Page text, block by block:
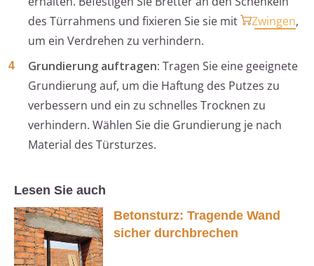
des Türrahmens und fixieren Sie sie mit
Zwingen,
um ein Verdrehen zu verhindern.
Grundierung auftragen: Tragen Sie eine geeignete
Grundierung auf, um die Haftung des Putzes zu
verbessern und ein zu schnelles Trocknen zu
verhindern. Wählen Sie die Grundierung je nach
Material des Türsturzes.
Lesen Sie auch
Betonsturz: Tragende Wand
sicher durchbrechen